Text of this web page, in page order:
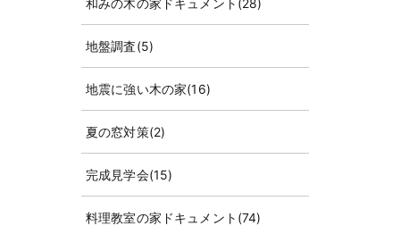
和みの木の家ドキュメント (28)
地盤調査(5)
地震に強い木の家(16)
夏の窓対策(2)
完成見学会(15)
料理教室の家ドキュメント (74)